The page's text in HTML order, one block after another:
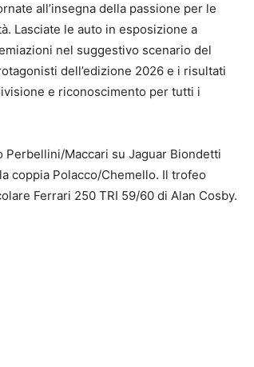
all’insegna della passione per le
Lasciate le auto in esposizione a
nel suggestivo scenario del
dell’edizione 2026 e i risultati
e riconoscimento per tutti i
Perbellini/Maccari su Jaguar Biondetti
coppia Polacco/Chemello. Il trofeo
Ferrari 250 TRI 59/60 di Alan Cosby.